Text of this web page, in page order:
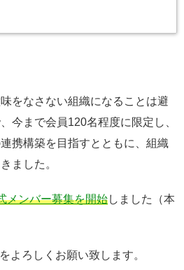
をなさない組織になることは避
今まで会員120名程度に限定し、
携構築を目指すとともに、組織
ました。
メンバー募集を開始しました（本
よろしくお願い致します。